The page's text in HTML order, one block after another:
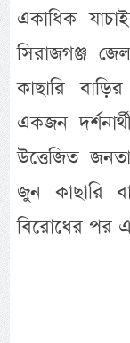
একাধিক
সিরাজগঞ্জ
কাছারি
একজন
উত্তেজিত
জুন কাছারি
বিরোধের পর